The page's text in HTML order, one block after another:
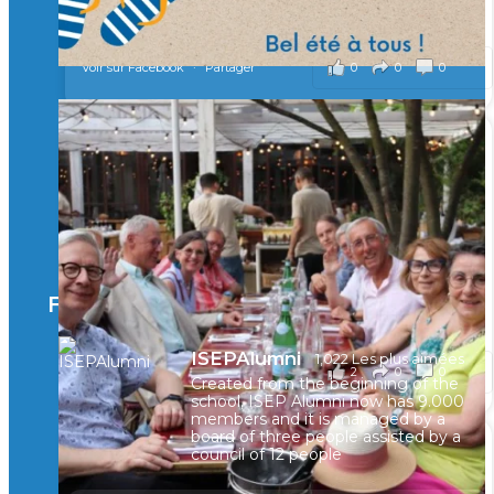
il y a 2 mois
0 0 0
Voir sur Facebook · Partager
🚀Afterwork à Genève 🚀
🥳 Le 22 avril dernier, 14 Alumni vivant / travaillant
en Suisse ont partagé un moment convivial de
retrouvailles et d'échanges !
Merci à tous pour votre présence et à Alexandre
CHEA pour l'organisation !
il y a 3 mois
2 0 0
Voir sur Facebook · Partager
🚀La dynamique des rencontres entre Alumni
continue sur sa lancée ! 🚀🚀
Facebook
ISEPAlumni 1,022 Les plus aimées
Created from the beginning of the
school, ISEP Alumni now has 9.000
members and it is managed by a
board of three people assisted by a
council of 12 people